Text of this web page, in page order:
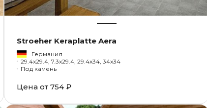
Stroeher Keraplatte Aera
Германия
29.4x29.4, 7.3x29.4, 29.4x34, 34x34
Под камень
Цена от 754 ₽